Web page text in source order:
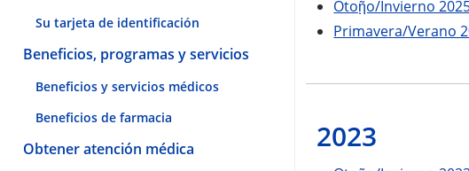
Su tarjeta de identificación
Beneficios, programas y servicios
Beneficios y servicios médicos
Beneficios de farmacia
Obtener atención médica
Otoῇo/Invierno
Primavera/Verano
2023